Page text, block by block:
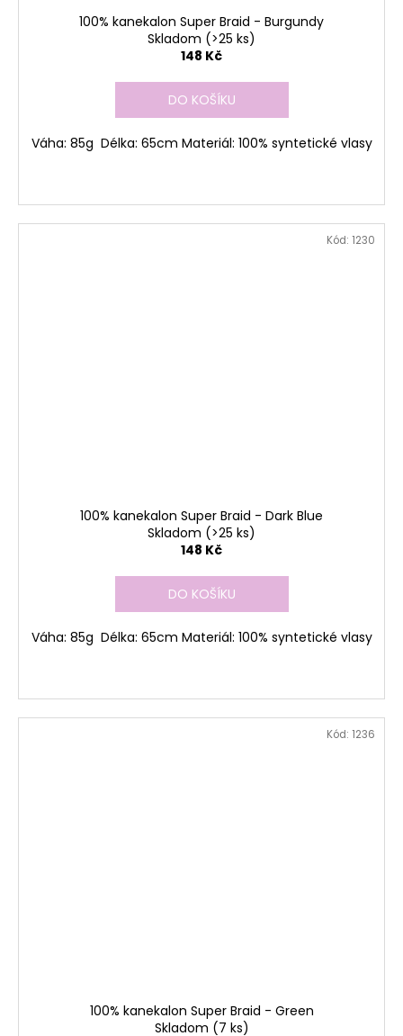
100% kanekalon Super Braid - Burgundy
Skladom (>25 ks)
148 Kč
DO KOŠÍKU
Váha: 85g Délka: 65cm Materiál: 100% syntetické vlasy
100% kanekalon Super Braid - Dark Blue
Skladom (>25 ks)
148 Kč
DO KOŠÍKU
Váha: 85g Délka: 65cm Materiál: 100% syntetické vlasy
Kód: 1230
100% kanekalon Super Braid - Green
Skladom (7 ks)
Kód: 1236